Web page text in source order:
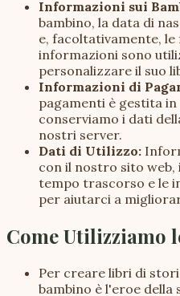
Informazioni sui
bambino, la data di
e, facoltativamente,
informazioni sono
personalizzare il suo
Informazioni di
pagamenti è gestita
conserviamo i dati
nostri server.
Dati di Utilizzo:
con il nostro sito web,
tempo trascorso e le
per aiutarci a
Come Utilizziamo
Per creare libri di
bambino è l'eroe della